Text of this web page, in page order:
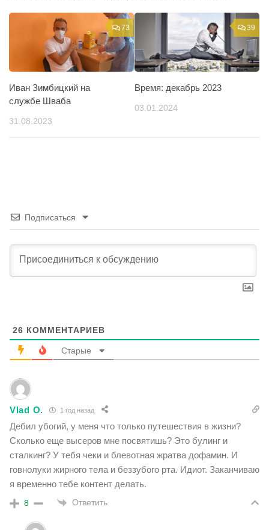
73
Иван Зимбицкий на
службе Шваба
31.08.2023
39
Время: декабрь 2023
03.01.2024
Подписаться
26 КОММЕНТАРИЕВ
Старые
Vlad O. 1 год назад
Дебил убогий, у меня что только путешествия в жизни?
Сколько еще высеров мне посвятишь? Это булинг и
сталкинг? У тебя чеки и блевотная жратва дофамин. И
говнолуки жирного тела и беззубого рта. Идиот. Заканчиваю
я временно тебе контент делать.
8 Ответить